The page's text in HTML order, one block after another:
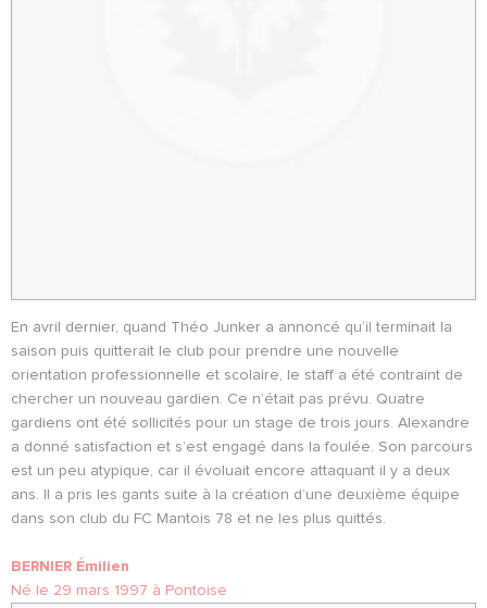
En avril dernier, quand Théo Junker a annoncé qu’il terminait la
saison puis quitterait le club pour prendre une nouvelle
orientation professionnelle et scolaire, le staff a été contraint de
chercher un nouveau gardien. Ce n’était pas prévu. Quatre
gardiens ont été sollicités pour un stage de trois jours. Alexandre
a donné satisfaction et s’est engagé dans la foulée. Son parcours
est un peu atypique, car il évoluait encore attaquant il y a deux
ans. Il a pris les gants suite à la création d’une deuxième équipe
dans son club du FC Mantois 78 et ne les plus quittés.
BERNIER Émilien
Né le 29 mars 1997 à Pontoise